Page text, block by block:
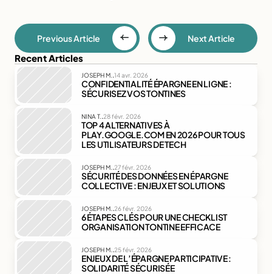
Previous Article Next Article
Recent Articles
JOSEPH M. .14 avr. 2026
CONFIDENTIALITÉ ÉPARGNE EN LIGNE :
SÉCURISEZ VOS TONTINES
NINA T. .28 févr. 2026
TOP 4 ALTERNATIVES À
PLAY.GOOGLE.COM EN 2026 POUR TOUS
LES UTILISATEURS DE TECH
JOSEPH M. .27 févr. 2026
SÉCURITÉ DES DONNÉES EN ÉPARGNE
COLLECTIVE : ENJEUX ET SOLUTIONS
JOSEPH M. .26 févr. 2026
6 ÉTAPES CLÉS POUR UNE CHECKLIST
ORGANISATION TONTINE EFFICACE
JOSEPH M. .25 févr. 2026
ENJEUX DE L’ÉPARGNE PARTICIPATIVE :
SOLIDARITÉ SÉCURISÉE